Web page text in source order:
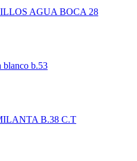
AGUA BOCA 28
blanco b.53
B.38 C.T